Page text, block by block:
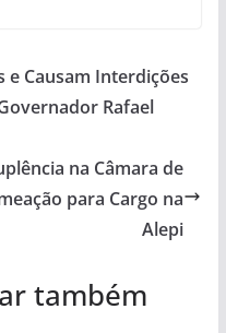
e Causam Interdições
Rafael
na Câmara de
para Cargo na
Alepi
também